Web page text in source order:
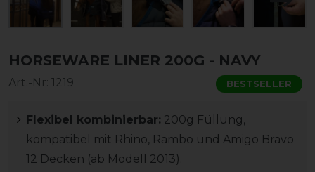
HORSEWARE LINER 200G - NAVY
Art.-Nr: 1219 BESTSELLER
Flexibel kombinierbar: 200g Füllung,
kompatibel mit Rhino, Rambo und Amigo Bravo
12 Decken (ab Modell 2013).